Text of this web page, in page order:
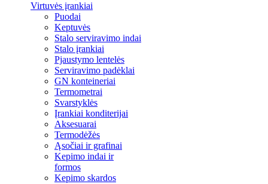
Virtuvės įrankiai
Puodai
Keptuvės
Stalo serviravimo indai
Stalo įrankiai
Pjaustymo lentelės
Serviravimo padėklai
GN konteineriai
Termometrai
Svarstyklės
Įrankiai konditerijai
Aksesuarai
Termodėžės
Ąsočiai ir grafinai
Kepimo indai ir
formos
Kepimo skardos